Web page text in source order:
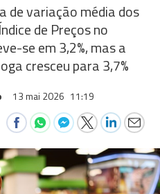
de variação média dos
de Preços no
se em 3,2%, mas a
cresceu para 3,7%
13 mai 2026 11:19